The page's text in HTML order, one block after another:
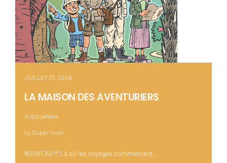
JUILLET 03, 2026
LA MAISON DES AVENTURIERS
in Actualités
by Super User
NOUVEAU !!! Là où les voyages commencent...